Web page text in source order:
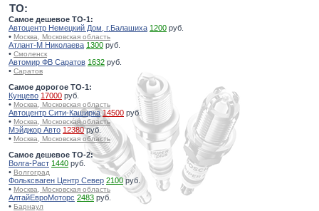
TO:
Самое дешевое ТО-1:
Автоцентр Немецкий Дом, г.Балашиха 1200 руб.
• Москва, Московская область
Атлант-М Николаева 1300 руб.
• Смоленск
Автомир ФВ Саратов 1632 руб.
• Саратов
Самое дорогое ТО-1:
Кунцево 17000 руб.
• Москва, Московская область
Автоцентр Сити-Каширка 14500 руб.
• Москва, Московская область
Мэйджор Авто 12380руб.
• Москва, Московская область
Самое дешевое ТО-2:
Волга-Раст 1440 руб.
• Волгоград
Фольксваген Центр Север 2100руб.
• Москва, Московская область
АлтайЕвроМоторс 2483 руб.
• Барнаул